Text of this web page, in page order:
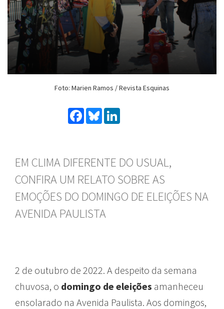
Foto: Marien Ramos / Revista Esquinas
Facebook
Bluesky
EM CLIMA DIFERENTE DO USUAL,
CONFIRA UM RELATO SOBRE AS
EMOÇÕES DO DOMINGO DE ELEIÇÕES NA
AVENIDA PAULISTA
2 de outubro de 2022. A despeito da semana
chuvosa, o domingo de eleições amanheceu
ensolarado na Avenida Paulista. Aos domingos,